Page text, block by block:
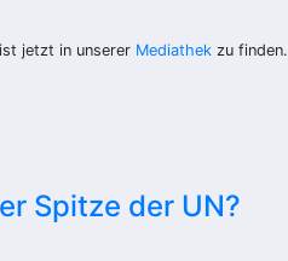
jetzt in unserer Mediathek zu finden.
Spitze der UN?